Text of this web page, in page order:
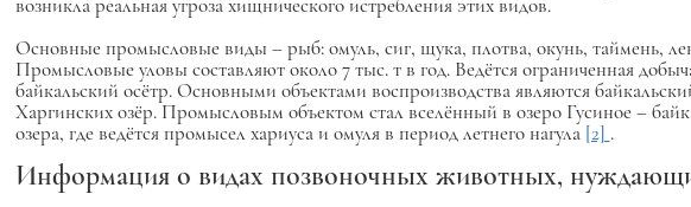
возникла реальная угроза хищнического истребления этих видов.
Основные промысловые виды – рыб: омуль, сиг, щука, плотва, окунь, таймень,
Промысловые уловы составляют около 7 тыс. т в год. Ведётся ограниченная
байкальский осётр. Основными объектами воспроизводства являются
Харгинских озёр. Промысловым объектом стал вселённый в озеро Гусиное –
озера, где ведётся промысел хариуса и омуля в период летнего нагула [2] .
Информация о видах позвоночных животных,